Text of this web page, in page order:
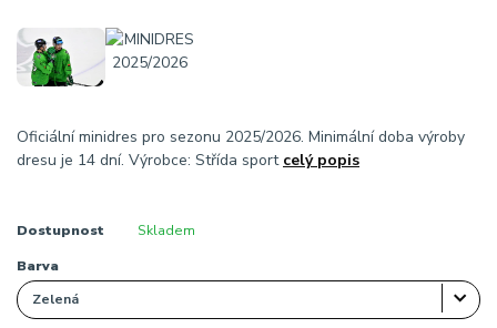
Oficiální minidres pro sezonu 2025/2026. Minimální doba výroby
dresu je 14 dní. Výrobce: Střída sport celý popis
Dostupnost Skladem
Barva